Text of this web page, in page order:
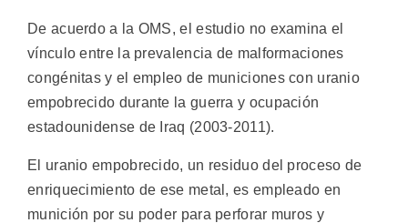
De acuerdo a la OMS, el estudio no examina el
vínculo entre la prevalencia de malformaciones
congénitas y el empleo de municiones con uranio
empobrecido durante la guerra y ocupación
estadounidense de Iraq (2003-2011).
El uranio empobrecido, un residuo del proceso de
enriquecimiento de ese metal, es empleado en
munición por su poder para perforar muros y